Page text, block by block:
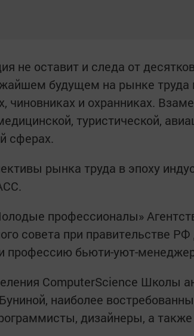
не оставит и следа от
будущем на рынке труда
чиновниках и охранниках.
туристической,
сферах.
рынка труда в эпоху
профессионалы»
совета при правительстве
профессию бьюти-уют-
СomputerScience Школы
наиболее
дизайнеры, а